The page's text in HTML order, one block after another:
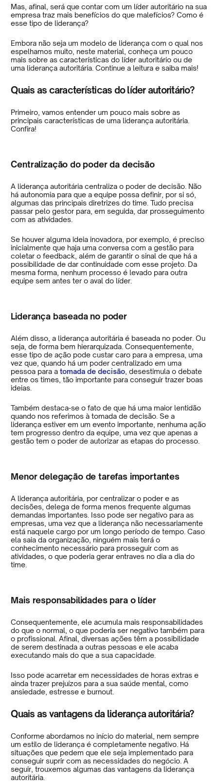
Mas, afinal, será que contar com um líder autoritário na sua
empresa traz mais benefícios do que malefícios? Como é
esse tipo de liderança?
Embora não seja um modelo de liderança com o qual nos
espelhamos muito, neste material, conheça um pouco
mais sobre as características do líder autoritário ou de
uma liderança autoritária. Continue a leitura e saiba mais!
Quais as características do líder autoritário?
Primeiro, vamos entender um pouco mais sobre as
principais características de uma liderança autoritária.
Confira!
Centralização do poder da decisão
A liderança autoritária centraliza o poder de decisão. Não
há autonomia para que a equipe possa definir, por si só,
algumas das principais diretrizes do time. Tudo precisa
passar pelo gestor para, em seguida, dar prosseguimento
com as atividades.
Se houver alguma ideia inovadora, por exemplo, é preciso
inicialmente que haja uma conversa com a gestão para
coletar o feedback, além de garantir o sinal de que há a
possibilidade de dar continuidade com esse projeto. Da
mesma forma, nenhum processo é levado para outra
equipe sem antes ter o aval do líder.
Liderança baseada no poder
Além disso, a liderança autoritária é baseada no poder. Ou
seja, de forma bem hierarquizada. Consequentemente,
esse tipo de ação pode custar caro para a empresa, uma
vez que, quando há um poder centralizado em uma
pessoa para atomada de decisão , desestimula o debate
entre os times, tão importante para conseguir trazer boas
ideias.
Também destaca-se o fato de que há uma maior lentidão
quando nos referimos à tomada de decisão. Se a
liderança estiver em um evento importante, nenhuma ação
tem progresso dentro da equipe, uma vez que apenas a
gestão tem o poder de autorizar as etapas do processo.
Menor delegação de tarefas importantes
A liderança autoritária, por centralizar o poder e as
decisões, delega de forma menos frequente algumas
demandas importantes. Isso pode ser negativo para as
empresas, uma vez que a liderança não necessariamente
está naquele cargo por um longo período de tempo. Caso
ela saia da organização, ninguém mais terá o
conhecimento necessário para prosseguir com as
atividades, o que poderia gerar entraves no dia a dia do
time.
Mais responsabilidades para o líder
Consequentemente, ele acumula mais responsabilidades
do que o normal, o que poderia ser negativo também para
o profissional. Afinal, diversas ações têm a possibilidade
de serem destinada a outras pessoas e ele acaba
executando mais do que a sua capacidade.
Isso pode acarretar em necessidades de horas extras e
ainda trazer prejuízos para a sua saúde mental, como
ansiedade, estresse e burnout.
Quais as vantagens da liderança autoritária?
Conforme abordamos no início do material, nem sempre
um estilo de liderança é completamente negativo. Há
situações que pedem que ele seja implementado para
conseguir suprir com as necessidades do negócio. A
seguir, trouxemos algumas das vantagens da liderança
autoritária.